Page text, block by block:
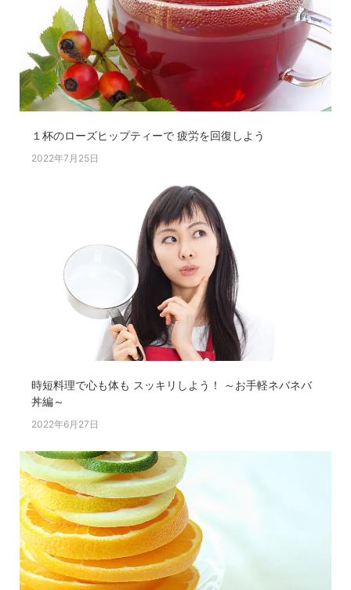
１杯のローズヒップティーで 疲労を回復しよう
2022年7月25日
時短料理で心も体も スッキリしよう！ ～お手軽ネバネバ
丼編～
2022年6月27日